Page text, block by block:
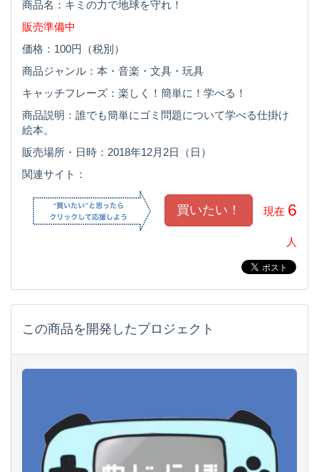
商品名：キミの力で地球を守れ！
販売準備中
価格：100円（税別）
商品ジャンル：本・音楽・文具・玩具
キャッチフレーズ：楽しく！簡単に！学べる！
商品説明：誰でも簡単にゴミ問題について学べる仕掛け
絵本。
販売場所・日時：2018年12月2日（日）
関連サイト：
現在 6
人
この商品を開発したプロジェクト